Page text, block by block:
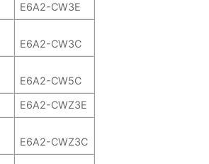
E6A2-CW3E
E6A2-CW3C
E6A2-CW5C
E6A2-CWZ3E
E6A2-CWZ3C